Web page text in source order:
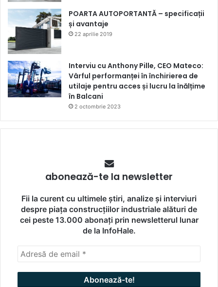
POARTA AUTOPORTANTĂ – specificații
și avantaje
22 aprilie 2019
Interviu cu Anthony Pille, CEO Mateco:
Vârful performanței în închirierea de
utilaje pentru acces și lucru la înălțime
în Balcani
2 octombrie 2023
abonează-te la newsletter
Fii la curent cu ultimele știri, analize și interviuri
despre piața construcțiilor industriale alături de
cei peste 13.000 abonați prin newsletterul lunar
de la InfoHale.